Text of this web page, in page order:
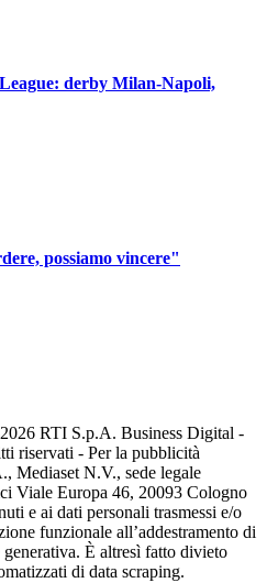
derby Milan-Napoli,
possiamo vincere"
2026 RTI S.p.A. Business Digital -
riservati - Per la pubblicità
Mediaset N.V., sede legale
Viale Europa 46, 20093 Cologno
e ai dati personali trasmessi e/o
funzionale all’addestramento di
È altresì fatto divieto
di data scraping.